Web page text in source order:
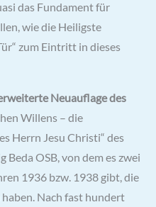
das Fundament für
wie die Heiligste
zum Eintritt in dieses
Neuauflage des
Willens – die
Herrn Jesu Christi“ des
OSB, von dem es zwei
1936 bzw. 1938 gibt, die
Nach fast hundert